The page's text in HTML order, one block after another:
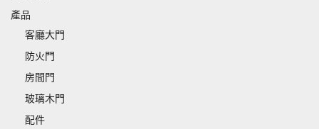
產品
客廳大門
防火門
房間門
玻璃木門
配件